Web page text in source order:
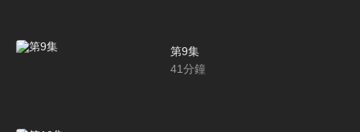
第9集
41分鐘